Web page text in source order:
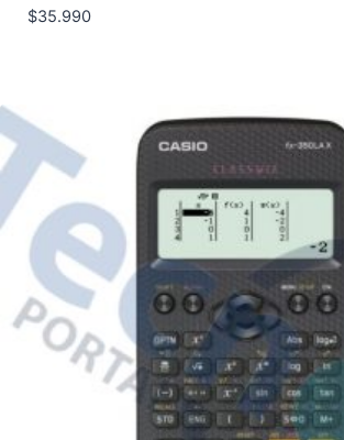
$35.990